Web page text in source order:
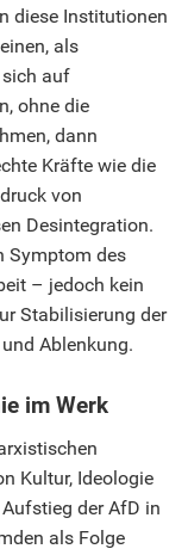
diese Institutionen
als
sich auf
ohne die
dann
Kräfte wie die
von
Desintegration.
Symptom des
– jedoch kein
Stabilisierung der
Ablenkung.
im Werk
Kultur, Ideologie
der AfD in
als Folge